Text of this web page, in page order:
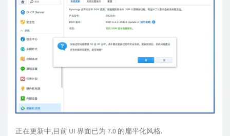
正在更新中,目前 UI 界面已为 7.0 的扁平化风格.